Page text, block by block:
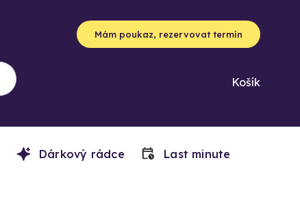
Mám poukaz, rezervovat termín
Košík
Dárkový rádce Last minute